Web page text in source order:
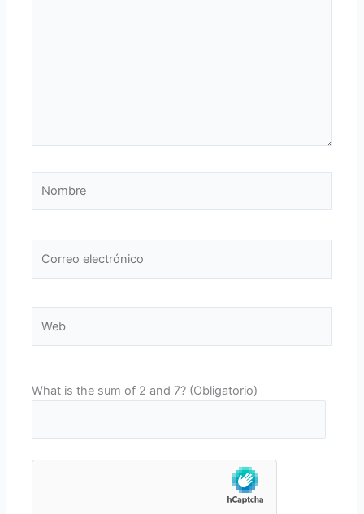
electrónico
What is the sum of 2 and 7? (Obligatorio)